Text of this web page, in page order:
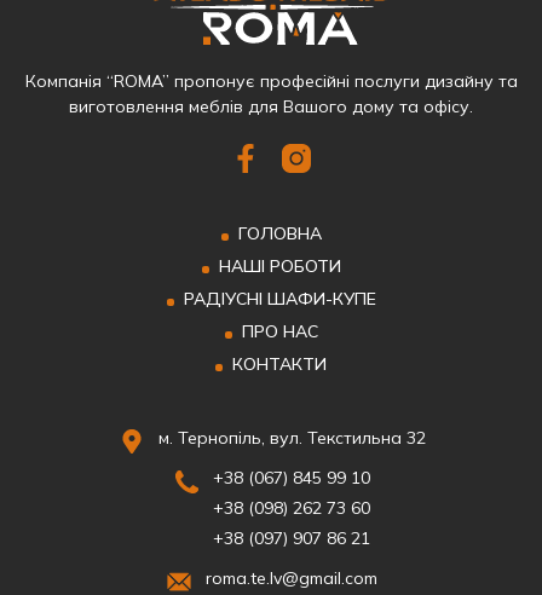
Компанія “ROMA” пропонує професійні послуги дизайну та
виготовлення меблів для Вашого дому та офісу.
ГОЛОВНА
НАШІ РОБОТИ
РАДІУСНІ ШАФИ-КУПЕ
ПРО НАС
КОНТАКТИ
м. Тернопіль, вул. Текстильна 32
+38 (067) 845 99 10
+38 (098) 262 73 60
+38 (097) 907 86 21
roma.te.lv@gmail.com